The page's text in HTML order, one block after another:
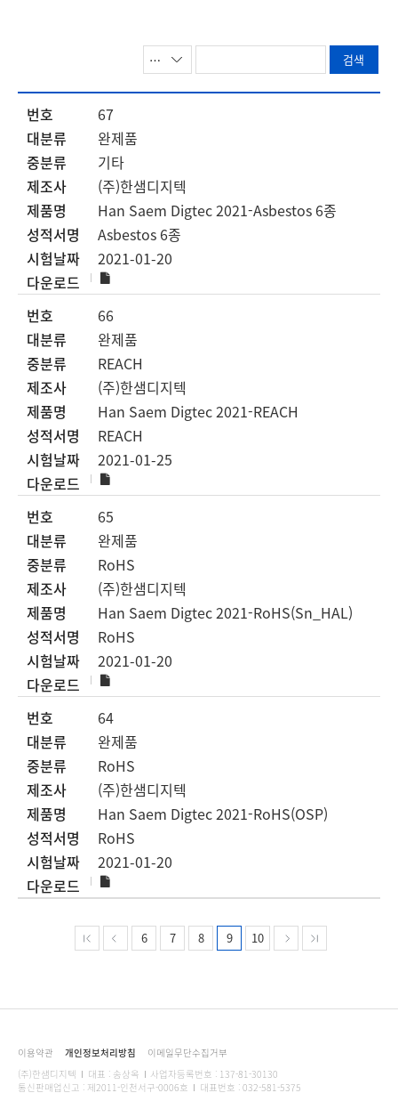
67
완제품
기타
(주)한샘디지텍
Han Saem Digtec 2021-Asbestos 6종
Asbestos 6종
2021-01-20
66
완제품
REACH
(주)한샘디지텍
Han Saem Digtec 2021-REACH
REACH
2021-01-25
65
완제품
RoHS
(주)한샘디지텍
Han Saem Digtec 2021-RoHS(Sn_HAL)
RoHS
2021-01-20
64
완제품
RoHS
(주)한샘디지텍
Han Saem Digtec 2021-RoHS(OSP)
RoHS
2021-01-20
6 7 8 9 10
이용약관 개인정보처리방침
이메일무단수집거부
(주)한샘디지텍
대표 : 송상옥
사업자등록번호 : 137-81-30130
통신판매업신고 : 제2011-인천서구-0006호
대표번호 : 032-581-5375